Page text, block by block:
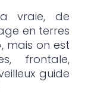
vraie, de
en terres
mais on est
frontale,
guide